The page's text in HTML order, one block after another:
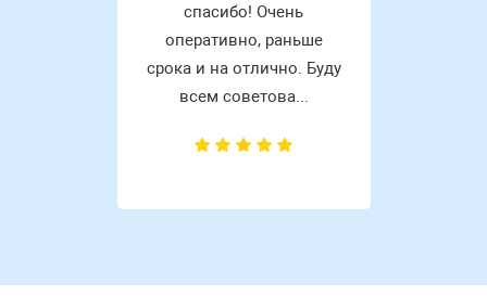
спасибо! Очень
оперативно, раньше
срока и на отлично. Буду
всем советова...